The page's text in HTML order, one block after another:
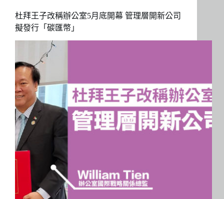
杜拜王子改稱辦公室5月底開幕 管理層開新公司
擬發行「碳匯幣」